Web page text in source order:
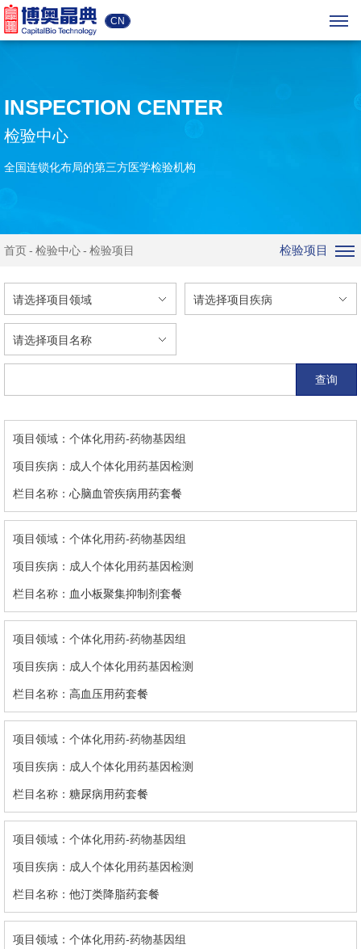
CN
INSPECTION CENTER
检验中心
全国连锁化布局的第三方医学检验机构
首页 检验中心 检验项目 检验项目
查询
个体化用药-药物基因组
成人个体化用药基因检测
心脑血管疾病用药套餐
个体化用药-药物基因组
成人个体化用药基因检测
血小板聚集抑制剂套餐
个体化用药-药物基因组
成人个体化用药基因检测
高血压用药套餐
个体化用药-药物基因组
成人个体化用药基因检测
糖尿病用药套餐
个体化用药-药物基因组
成人个体化用药基因检测
他汀类降脂药套餐
个体化用药-药物基因组